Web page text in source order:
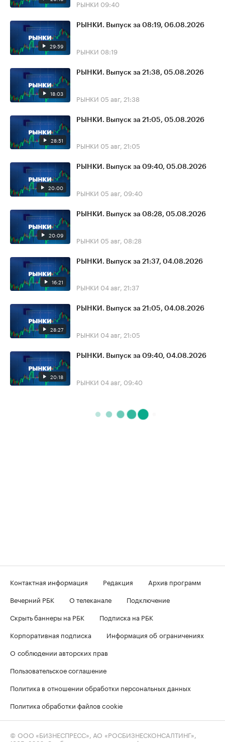
РЫНКИ 09:40
29:59
РЫНКИ. Выпуск за 08:19, 06.08.2026
РЫНКИ 08:19
18:03
РЫНКИ. Выпуск за 21:38, 05.08.2026
РЫНКИ 05 авг, 21:38
28:51
РЫНКИ. Выпуск за 21:05, 05.08.2026
РЫНКИ 05 авг, 21:05
20:00
РЫНКИ. Выпуск за 09:40, 05.08.2026
РЫНКИ 05 авг, 09:40
20:09
РЫНКИ. Выпуск за 08:28, 05.08.2026
РЫНКИ 05 авг, 08:28
16:21
РЫНКИ. Выпуск за 21:37, 04.08.2026
РЫНКИ 04 авг, 21:37
28:27
РЫНКИ. Выпуск за 21:05, 04.08.2026
РЫНКИ 04 авг, 21:05
20:18
РЫНКИ. Выпуск за 09:40, 04.08.2026
РЫНКИ 04 авг, 09:40
Контактная информация Редакция
Архив программ
Вечерний РБК
О телеканале
Подключение
Скрыть баннеры на РБК
Подписка на РБК
Корпоративная подписка
Информация об ограничениях
О соблюдении авторских прав
Пользовательское соглашение
Политика в отношении обработки персональных данных
Политика обработки файлов cookie
© ООО «БИЗНЕСПРЕСС», АО «РОСБИЗНЕСКОНСАЛТИНГ»,